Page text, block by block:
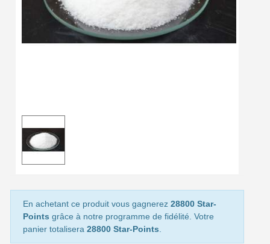
Paiement en 4x sans frais dès 30€ d'achats
Votre devis en ligne en moins d'1 minute
Livraison sous 24 h en France Métropolitaine
Livraison offerte en France métropolitaine pour 250€ d'achats
En achetant ce produit vous gagnerez 28800 Star-
Points grâce à notre programme de fidélité. Votre
panier totalisera 28800 Star-Points